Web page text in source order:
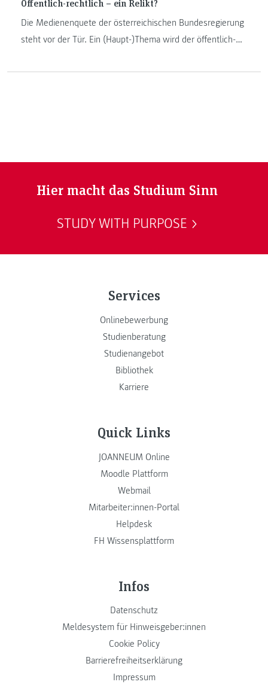
Öffentlich-rechtlich – ein Relikt?
Die Medienenquete der österreichischen Bundesregierung
steht vor der Tür. Ein (Haupt-)Thema wird der öffentlich-
Hier macht das Studium Sinn
STUDY WITH PURPOSE
Services
Onlinebewerbung
Studienberatung
Studienangebot
Bibliothek
Karriere
Quick Links
JOANNEUM Online
Moodle Plattform
Webmail
Mitarbeiter:innen-Portal
Helpdesk
FH Wissensplattform
Infos
Datenschutz
Meldesystem für Hinweisgeber:innen
Cookie Policy
Barrierefreiheitserklärung
Impressum